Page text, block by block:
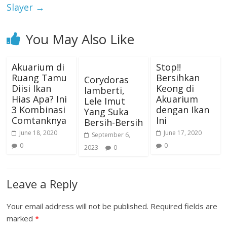
Slayer →
You May Also Like
Akuarium di
Ruang Tamu
Diisi Ikan
Hias Apa? Ini
3 Kombinasi
Comtanknya
June 18, 2020
0
Corydoras
lamberti,
Lele Imut
Yang Suka
Bersih-Bersih
September 6,
2023
0
Stop!!
Bersihkan
Keong di
Akuarium
dengan Ikan
Ini
June 17, 2020
0
Leave a Reply
Your email address will not be published. Required fields are
marked*